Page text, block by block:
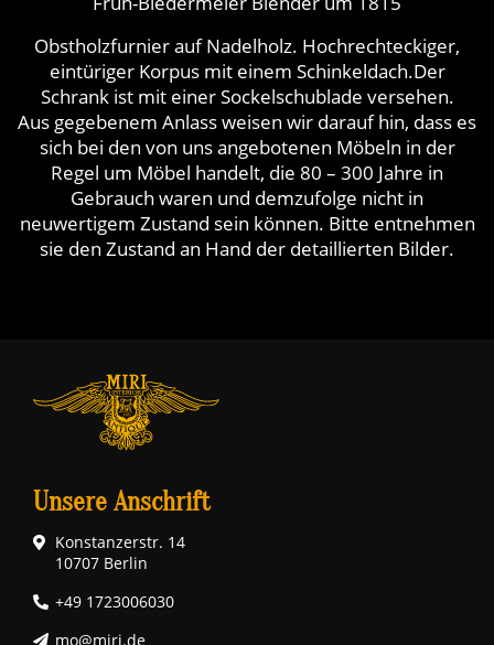
Obstholzfurnier auf Nadelholz. Hochrechteckiger,
eintüriger Korpus mit einem Schinkeldach.Der
Schrank ist mit einer Sockelschublade versehen.
Aus gegebenem Anlass weisen wir darauf hin, dass es
sich bei den von uns angebotenen Möbeln in der
Regel um Möbel handelt, die 80 – 300 Jahre in
Gebrauch waren und demzufolge nicht in
neuwertigem Zustand sein können. Bitte entnehmen
sie den Zustand an Hand der detaillierten Bilder.
Unsere Anschrift
Konstanzerstr. 14
10707 Berlin
+49 1723006030
mo@miri.de